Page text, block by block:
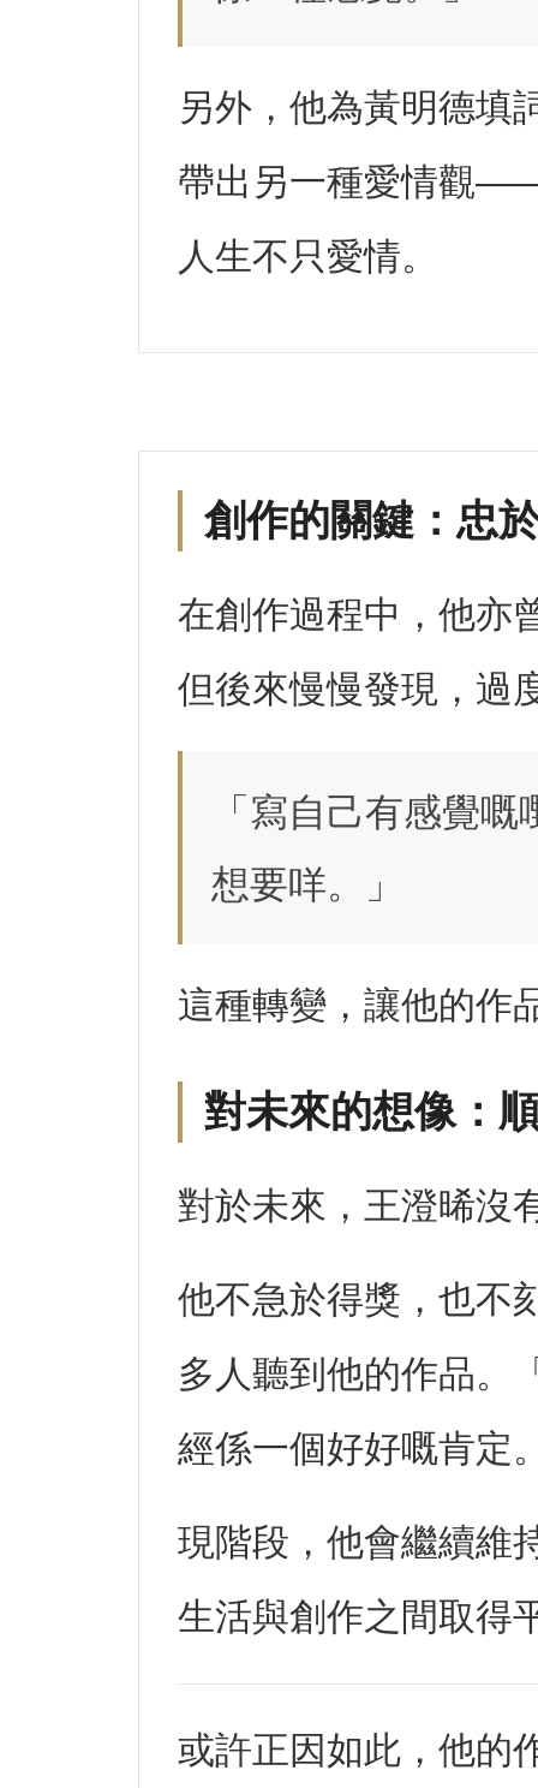
另外，他為黃明德填
帶出另一種愛情觀
人生不只愛情。
創作的關鍵：忠
在創作過程中，他亦
但後來慢慢發現，過
「寫自己有感覺
想要咩。」
這種轉變，讓他的作
對未來的想像：
對於未來，王澄晞沒
他不急於得獎，也不
多人聽到他的作品。
經係一個好好嘅肯定
現階段，他會繼續維
生活與創作之間取得
或許正因如此，他